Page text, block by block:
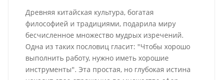
Древняя китайская культура, богатая
философией и традициями, подарила миру
бесчисленное множество мудрых изречений.
Одна из таких пословиц гласит: "Чтобы хорошо
выполнить работу, нужно иметь хорошие
инструменты". Эта простая, но глубокая истина